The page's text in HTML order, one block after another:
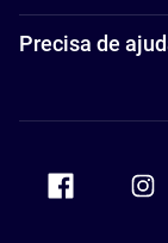
Precisa de
Accor Facebook